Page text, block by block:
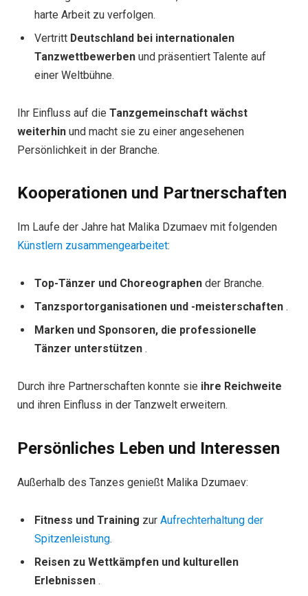
harte Arbeit zu verfolgen.
Vertritt Deutschland bei internationalen
Tanzwettbewerben und präsentiert Talente auf
einer Weltbühne.
Ihr Einfluss auf die Tanzgemeinschaft wächst
weiterhin und macht sie zu einer angesehenen
Persönlichkeit in der Branche.
Kooperationen und Partnerschaften
Im Laufe der Jahre hat Malika Dzumaev mit folgenden
Künstlern zusammengearbeitet:
Top-Tänzer und Choreographen der Branche.
Tanzsportorganisationen und -meisterschaften .
Marken und Sponsoren, die professionelle
Tänzer unterstützen .
Durch ihre Partnerschaften konnte sie ihre Reichweite
und ihren Einfluss in der Tanzwelt erweitern.
Persönliches Leben und Interessen
Außerhalb des Tanzes genießt Malika Dzumaev:
Fitness und Training zur Aufrechterhaltung der
Spitzenleistung.
Reisen zu Wettkämpfen und kulturellen
Erlebnissen .